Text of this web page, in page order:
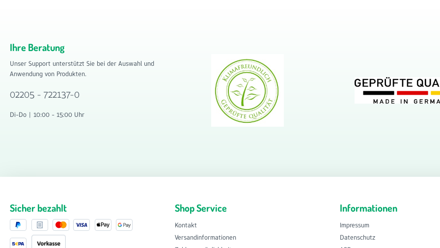
Ihre Beratung
Unser Support unterstützt Sie bei der Auswahl und
Anwendung von Produkten.
02205 - 722137-0
Di-Do | 10:00 - 15:00 Uhr
Sicher bezahlt Shop Service
Kontakt
Versandinformationen
Informationen
Impressum
Datenschutz